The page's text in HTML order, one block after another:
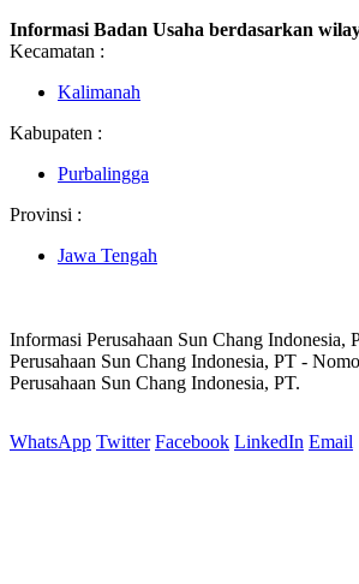
Informasi Badan Usaha berdasarkan
Kecamatan :
Kalimanah
Kabupaten :
Purbalingga
Provinsi :
Jawa Tengah
Informasi Perusahaan Sun Chang Indonesia,
Perusahaan Sun Chang Indonesia, PT -
Perusahaan Sun Chang Indonesia, PT.
WhatsApp Twitter Facebook LinkedIn Email